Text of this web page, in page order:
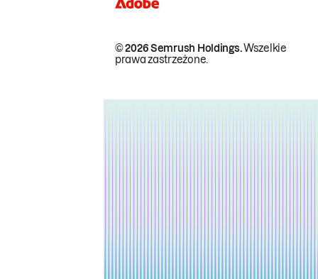
© 2026 Semrush Holdings.Wszelkie
prawa zastrzeżone.